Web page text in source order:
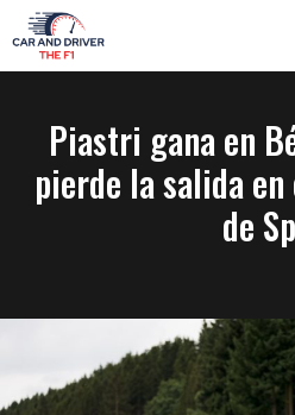
Saltar
al
contenido
Piastri gana en
pierde la salida
de